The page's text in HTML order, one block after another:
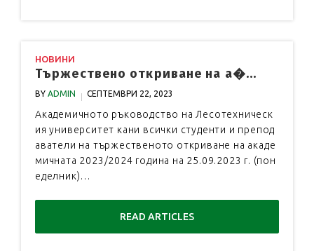
НОВИНИ
Тържествено откриване на а�...
BY ADMIN СЕПТЕМВРИ 22, 2023
Академичното ръководство на Лесотехническ
ия университет кани всички студенти и препод
аватели на тържественото откриване на акаде
мичната 2023/2024 година на 25.09.2023 г. (пон
еделник)…
READ ARTICLES